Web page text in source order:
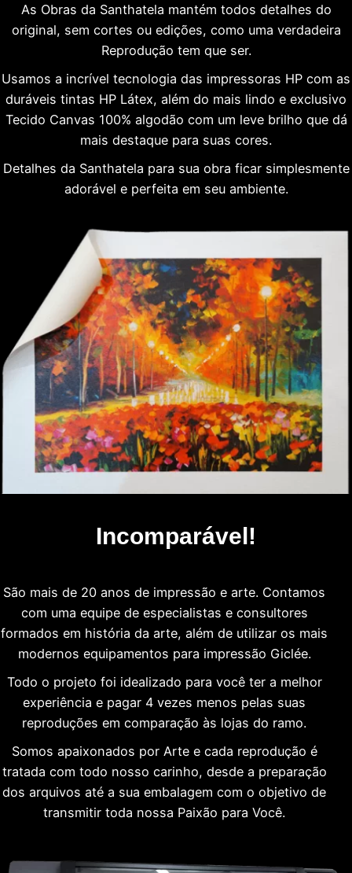
As Obras da Santhatela mantém todos detalhes do
original, sem cortes ou edições, como uma verdadeira
Reprodução tem que ser.
Usamos a incrível tecnologia das impressoras HP com as
duráveis tintas HP Látex, além do mais lindo e exclusivo
Tecido Canvas 100% algodão com um leve brilho que dá
mais destaque para suas cores.
Detalhes da Santhatela para sua obra ficar simplesmente
adorável e perfeita em seu ambiente.
Incomparável!
São mais de 20 anos de impressão e arte. Contamos
com uma equipe de especialistas e consultores
formados em história da arte, além de utilizar os mais
modernos equipamentos para impressão Giclée.
Todo o projeto foi idealizado para você ter a melhor
experiência e pagar 4 vezes menos pelas suas
reproduções em comparação às lojas do ramo.
Somos apaixonados por Arte e cada reprodução é
tratada com todo nosso carinho, desde a preparação
dos arquivos até a sua embalagem com o objetivo de
transmitir toda nossa Paixão para Você.